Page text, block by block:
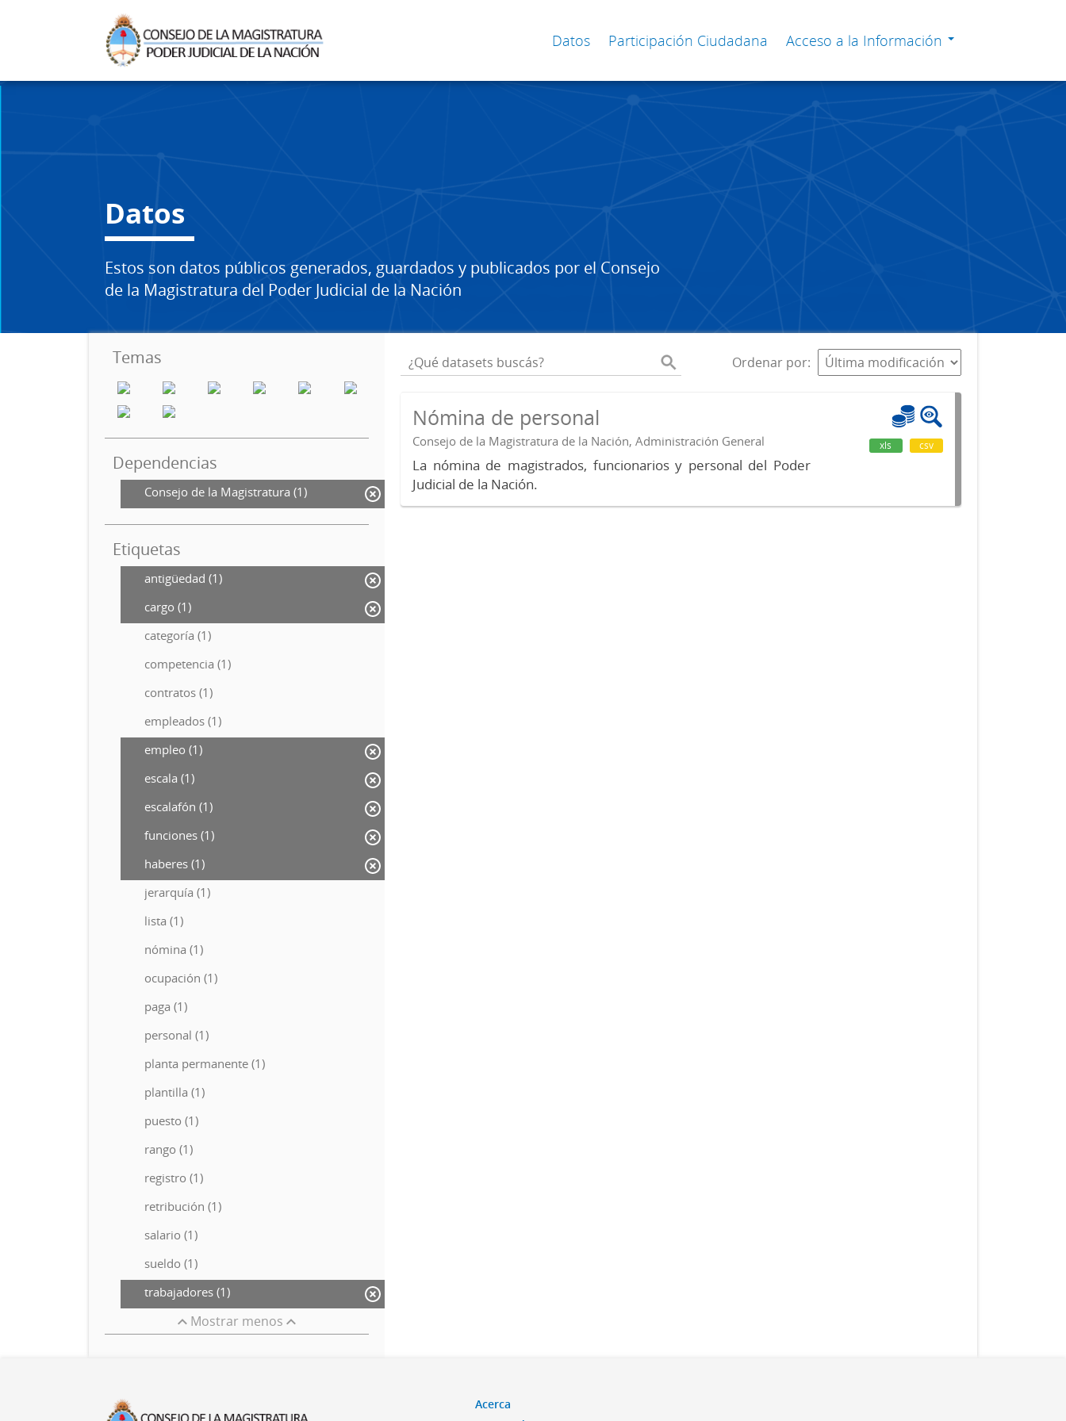
Datos Participación Ciudadana Acceso a la Información
Datos
Estos son datos públicos generados, guardados y publicados por el Consejo
de la Magistratura del Poder Judicial de la Nación
Temas
Dependencias
Consejo de la Magistratura (1)
Etiquetas
antigüedad (1)
cargo (1)
categoría (1)
competencia (1)
contratos (1)
empleados (1)
empleo (1)
escala (1)
escalafón (1)
funciones (1)
haberes (1)
jerarquía (1)
lista (1)
nómina (1)
ocupación (1)
paga (1)
personal (1)
planta permanente (1)
plantilla (1)
puesto (1)
rango (1)
registro (1)
retribución (1)
salario (1)
sueldo (1)
trabajadores (1)
Mostrar menos
Ordenar por
Nómina de personal
Consejo de la Magistratura de la Nación, Administración General
La nómina de magistrados, funcionarios y personal del Poder
Judicial de la Nación.
xls csv
Acerca